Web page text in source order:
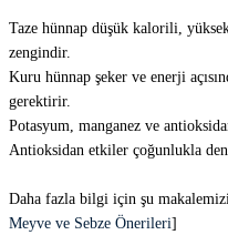
Taze hünnap düşük kalorili,
zengindir.
Kuru hünnap şeker ve enerji
gerektirir.
Potasyum, manganez ve
Antioksidan etkiler çoğunlukla
Daha fazla bilgi için şu
Meyve ve Sebze Önerileri]